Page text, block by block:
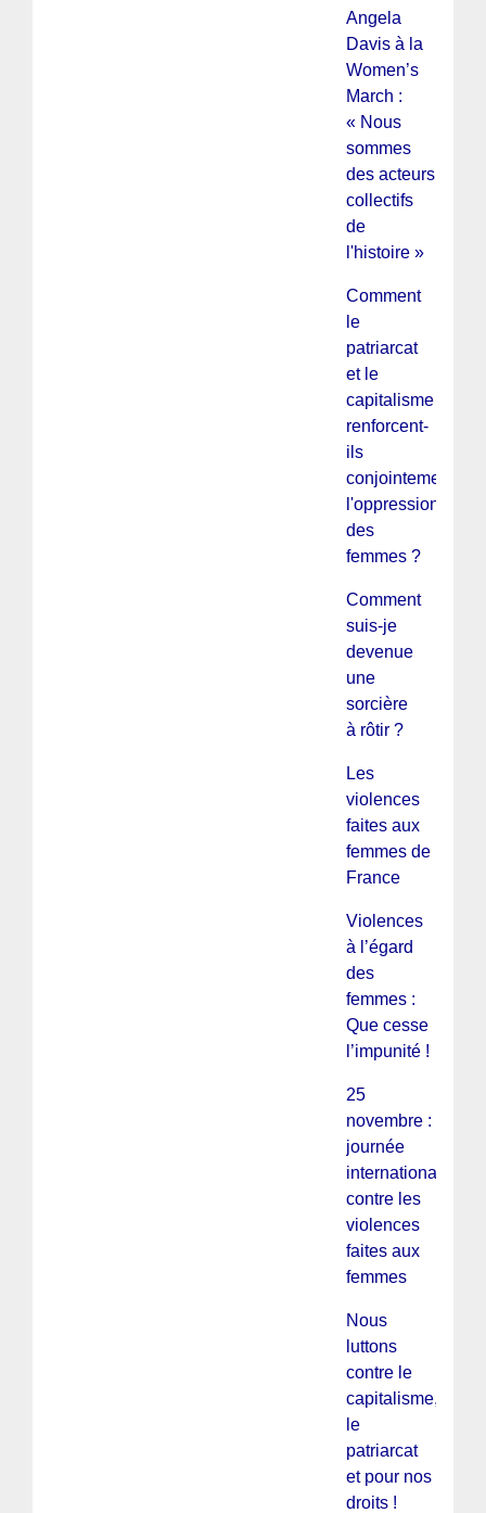
Angela
Davis à la
Women’s
March :
« Nous
sommes
des acteurs
collectifs
de
l'histoire »
Comment
le
patriarcat
et le
capitalisme
renforcent-
ils
conjointement
l'oppression
des
femmes ?
Comment
suis-je
devenue
une
sorcière
à rôtir ?
Les
violences
faites aux
femmes de
France
Violences
à l’égard
des
femmes :
Que cesse
l’impunité !
25
novembre :
journée
internationale
contre les
violences
faites aux
femmes
Nous
luttons
contre le
capitalisme,
le
patriarcat
et pour nos
droits !